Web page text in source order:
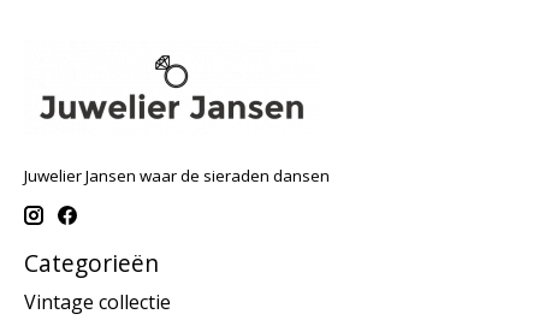
Juwelier Jansen waar de sieraden dansen
Categorieën
Vintage collectie